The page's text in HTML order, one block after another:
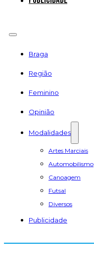
Braga
Região
Feminino
Opinião
Modalidades
Artes Marciais
Automobilismo
Canoagem
Futsal
Diversos
Publicidade